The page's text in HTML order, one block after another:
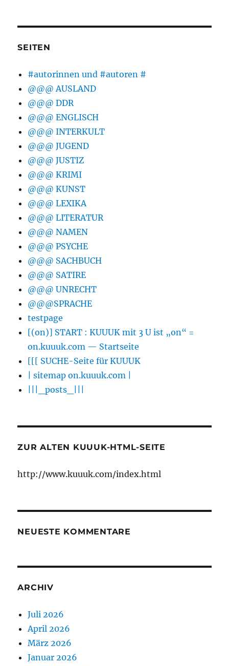
SEITEN
#autorinnen und #autoren #
@@@ AUSLAND
@@@ DDR
@@@ ENGLISCH
@@@ INTERKULT
@@@ JUGEND
@@@ JUSTIZ
@@@ KRIMI
@@@ KUNST
@@@ LEXIKA
@@@ LITERATUR
@@@ NAMEN
@@@ PSYCHE
@@@ SACHBUCH
@@@ SATIRE
@@@ UNRECHT
@@@SPRACHE
testpage
[(on)] START : KUUUK mit 3 U ist „on“ =
on.kuuuk.com — Startseite
[[[ SUCHE-Seite für KUUUK
| sitemap on.kuuuk.com |
|||_posts_|||
ZUR ALTEN KUUUK-HTML-SEITE
http://www.kuuuk.com/index.html
NEUESTE KOMMENTARE
ARCHIV
Juli 2026
April 2026
März 2026
Januar 2026